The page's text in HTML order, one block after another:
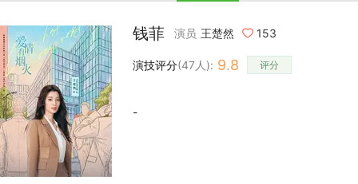
钱菲 演员 王楚然 153
演技评分(47 人): 9.8 评分
-